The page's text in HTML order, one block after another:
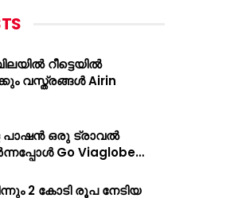
റീട്ടെയിൽ
വസ്ത്രങ്ങൾ Airin
ഒരു ട്രാവൽ
Go Viaglobe…
2 കോടി രൂപ നേടിയ